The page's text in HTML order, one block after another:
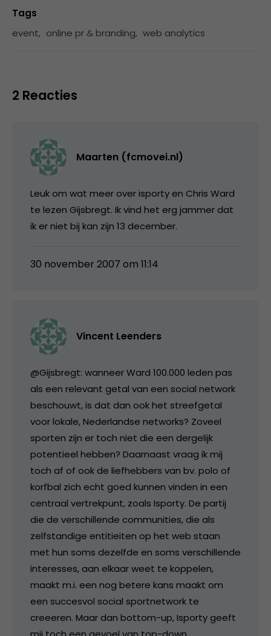
Tags
event, online pr & branding, web analytics
2 Reacties
Maarten (fcmovei.nl)
Leuk om wat meer over isporty en Chris Ward
te lezen Gijsbregt. Ik vind het erg jammer dat
ik er niet bij kan zijn 13 december.
30 november 2007 om 11:14
Vincent Leenders
@Gijsbregt: wanneer Ward 100.000 leden pas
als een relevant getal van een social network
beschouwt, is dat dan ook het streefgetal
voor lokale, Nederlandse networks? Zoveel
sporten zijn er toch niet die een dergelijk
potentieel hebben? Daarnaast vraag ik mij
toch af of ook de liefhebbers van bv. polo of
korfbal zich echt goed kunnen vinden in een
centraal vertrekpunt, zoals Isporty. De partij
die de verschillende communities, die als
zelfstandige entitieiten op het web staan
met hun soms dezelfde en soms verschillende
interesses, aan elkaar weet te koppelen,
maakt m.i. een nog betere kans maakt om
een succesvol social sportnetwork te
creeeren. Maar dan bottom-up, Isporty geeft